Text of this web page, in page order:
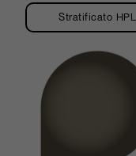
Stratificato HPL